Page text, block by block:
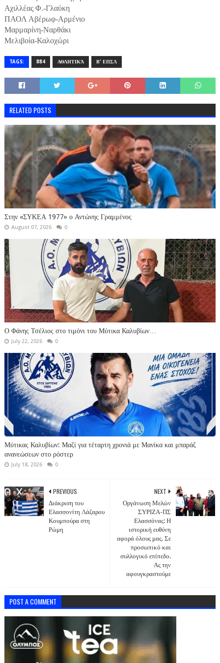
Αχιλλέας Φ.-Γλαύκη
ΠΑΟΛ Αβέρωφ-Αρμένιο
Μαρμαρίνη-Ναρθάκι
Μελιβοία-Καλοχώρι
TAGS: 884 ΑΘΛΗΤΙΚΆ Β' ΕΠΣΛ
RELATED POSTS
Στην «ΣΥΚΕΑ 1977» ο Αντώνης Γραμμένος
August 07, 2026 0
Ο Φάνης Τσέλιος στο τιμόνι του Μύτικα Καλυβίων…
July 22, 2026 0
Μύτικας Καλυβίων: Μαζί για τέταρτη χρονιά με Μανίκα και μπαράζ
ανανεώσεων στο ρόστερ
July 18, 2026 0
NEXT
Οργάνωση Μελών
ΣΥΡΙΖΑ-ΠΣ
Ελασσόνας: Η
ιστορική ευθύνη
αφορά όλους μας. Σε
προσωπικό και
συλλογικό επίπεδο.
Ας την
αφουγκραστούμε
PREVIOUS
Διάκριση του
Ελασσονίτη Λάζαρου
Κουμπούρα στη
Ρώμη
POST A COMMENT